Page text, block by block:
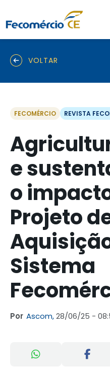
VOLTAR
FECOMÉRCIO REVISTA
e
o
Projeto
Sistema
Por Ascom,28/06/25 -